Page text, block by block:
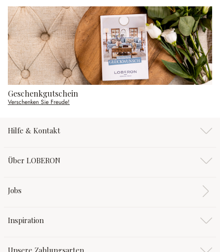
Geschenkgutschein
Verschenken Sie Freude!
Hilfe & Kontakt
Über LOBERON
Jobs
Inspiration
Unsere Zahlungsarten